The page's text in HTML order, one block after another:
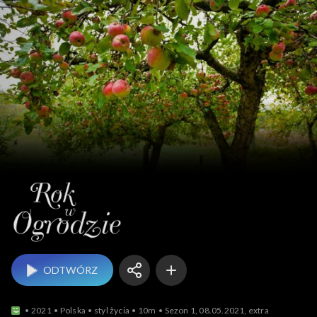
Rok w ogrodzie
ODTWÓRZ
2021 Polska styl życia 10m Sezon 1, 08.05.2021, extra